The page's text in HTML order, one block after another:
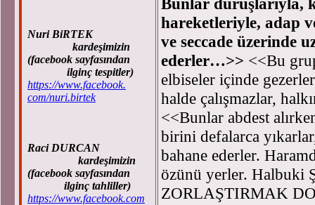
Nuri BiRTEK
kardeşimizin
(facebook sayfasından
ilginç tespitler)
https://www.facebook.
com/nuri.birtek
Raci DURCAN
kardeşimizin
(facebook sayfasından
ilginç tahliller)
https://www.facebook.com
hareketleriyle, adap
ve seccade üzerinde
ederler…>> <<Bu
elbiseler içinde
halde çalışmazlar,
<<Bunlar abdest
birini defalarca
bahane ederler.
özünü yerler. Halbuki
ZORLAŞTIRMAK